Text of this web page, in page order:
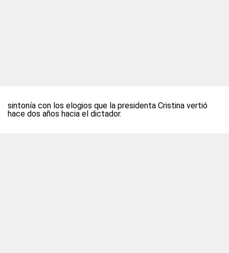
sintonía con los elogios que la presidenta Cristina vertió
hace dos años hacia el dictador.